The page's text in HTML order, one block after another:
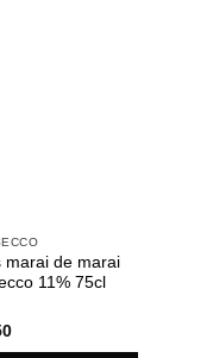
marai de marai
11% 75cl